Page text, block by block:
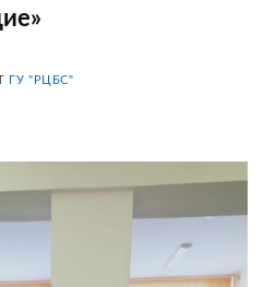
ГУ "РЦБС"